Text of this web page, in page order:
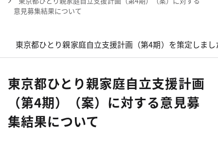
意見募集結果について
東京都ひとり親家庭自立支援計画（第4期）を策定しまし
東京都ひとり親家庭自立支援計画
（第4期）（案）に対する意見募
集結果について